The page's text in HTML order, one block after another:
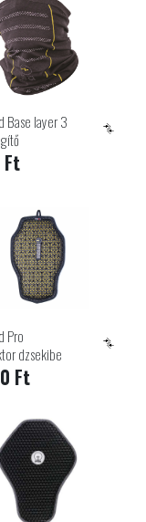
Base layer 3
Pro
dzsekibe
Ft